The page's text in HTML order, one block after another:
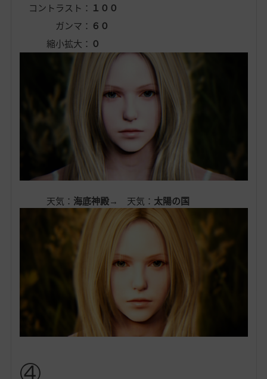
コントラスト： １００
ガンマ： ６０
縮小拡大： ０
天気： 海底神殿→ 天気： 太陽の国
④